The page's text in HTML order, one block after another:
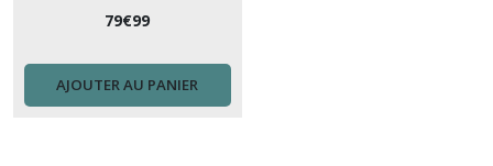
79€99
AJOUTER AU PANIER
Buffet